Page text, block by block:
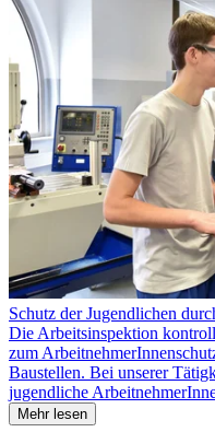
Schutz der Jugendlichen
Die Arbeitsinspektion
zum
Baustellen. Bei unserer
jugendliche
Mehr lesen